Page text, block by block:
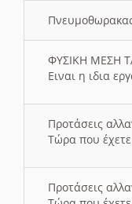
ΦΥΣΙΚΗ ΜΕΣΗ
Ειναι η ιδια
Προτάσεις
Τώρα που έχετε
Προτάσεις